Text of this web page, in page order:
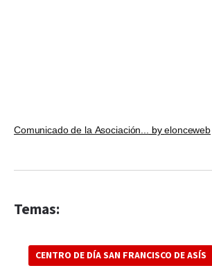
Comunicado de la Asociación... byelonceweb
Temas:
CENTRO DE DÍA SAN FRANCISCO DE ASÍS